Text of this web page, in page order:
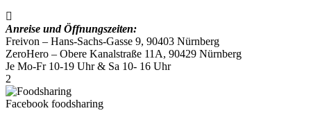
Anreise und Öffnungszeiten:
Freivon – Hans-Sachs-Gasse 9, 90403 Nürnberg
ZeroHero – Obere Kanalstraße 11A, 90429 Nürnberg
Je Mo-Fr 10-19 Uhr & Sa 10- 16 Uhr
2
Facebook foodsharing